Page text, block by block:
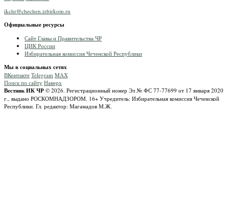
ikchr@chechen.izbirkom.ru
Официальные ресурсы
Сайт Главы и Правительства ЧР
ЦИК России
Избирательная комиссия Чеченской Республики
Мы в социальных сетях
ВКонтакте Telegram MAX
Поиск по сайту Наверх
Вестник ИК ЧР © 2026. Регистрационный номер Эл № ФС 77-77699 от 17 января 2020
г., выдано РОСКОМНАДЗОРОМ. 16+ Учредитель: Избирательная комиссия Чеченской
Республики. Гл. редактор: Магамадов М.Ж.